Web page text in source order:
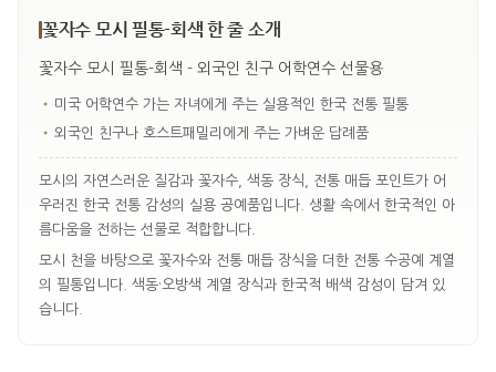
꽃자수 모시 필통-회색 한 줄 소개
꽃자수 모시 필통-회색 - 외국인 친구 어학연수 선물용
• 미국 어학연수 가는 자녀에게 주는 실용적인 한국 전통 필통
• 외국인 친구나 호스트패밀리에게 주는 가벼운 답례품
모시의 자연스러운 질감과 꽃자수, 색동 장식, 전통 매듭 포인트가 어
우러진 한국 전통 감성의 실용 공예품입니다. 생활 속에서 한국적인 아
름다움을 전하는 선물로 적합합니다.
모시 천을 바탕으로 꽃자수와 전통 매듭 장식을 더한 전통 수공예 계열
의 필통입니다. 색동·오방색 계열 장식과 한국적 배색 감성이 담겨 있
습니다.